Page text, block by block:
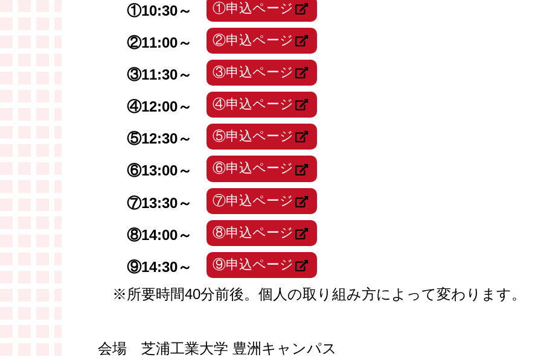
①10:30～
①申込ページ
②11:00～ ②申込ページ
③11:30～ ③申込ページ
④12:00～ ④申込ページ
⑤12:30～ ⑤申込ページ
⑥13:00～ ⑥申込ページ
⑦13:30～ ⑦申込ページ
⑧14:00～ ⑧申込ページ
⑨14:30～ ⑨申込ページ
※所要時間40分前後。個人の取り組み方によって変わります。
会場 芝浦工業大学 豊洲キャンパス